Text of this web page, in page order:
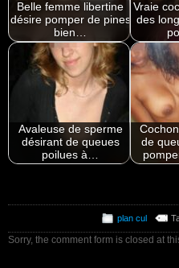
Belle femme libertine
désire pomper de pines
bien…
Vraie
des
Avaleuse de sperme
désirant de queues
poilues à…
de
plan cul
Sorry, the comment form is closed at